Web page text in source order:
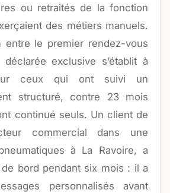
ou retraités de la fonction
des métiers manuels.
entre le premier rendez-vous
exclusive s’établit à
ceux qui ont suivi un
structuré, contre 23 mois
continué seuls. Un client de
commercial dans une
à La Ravoire, a
bord pendant six mois : il a
personnalisés avant